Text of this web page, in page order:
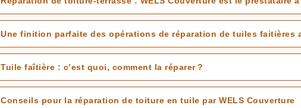
Une finition parfaite des opérations de réparation de tuiles faitières
Tuile faîtière : c’est quoi, comment la réparer ?
Conseils pour la réparation de toiture en tuile par WELS Couverture